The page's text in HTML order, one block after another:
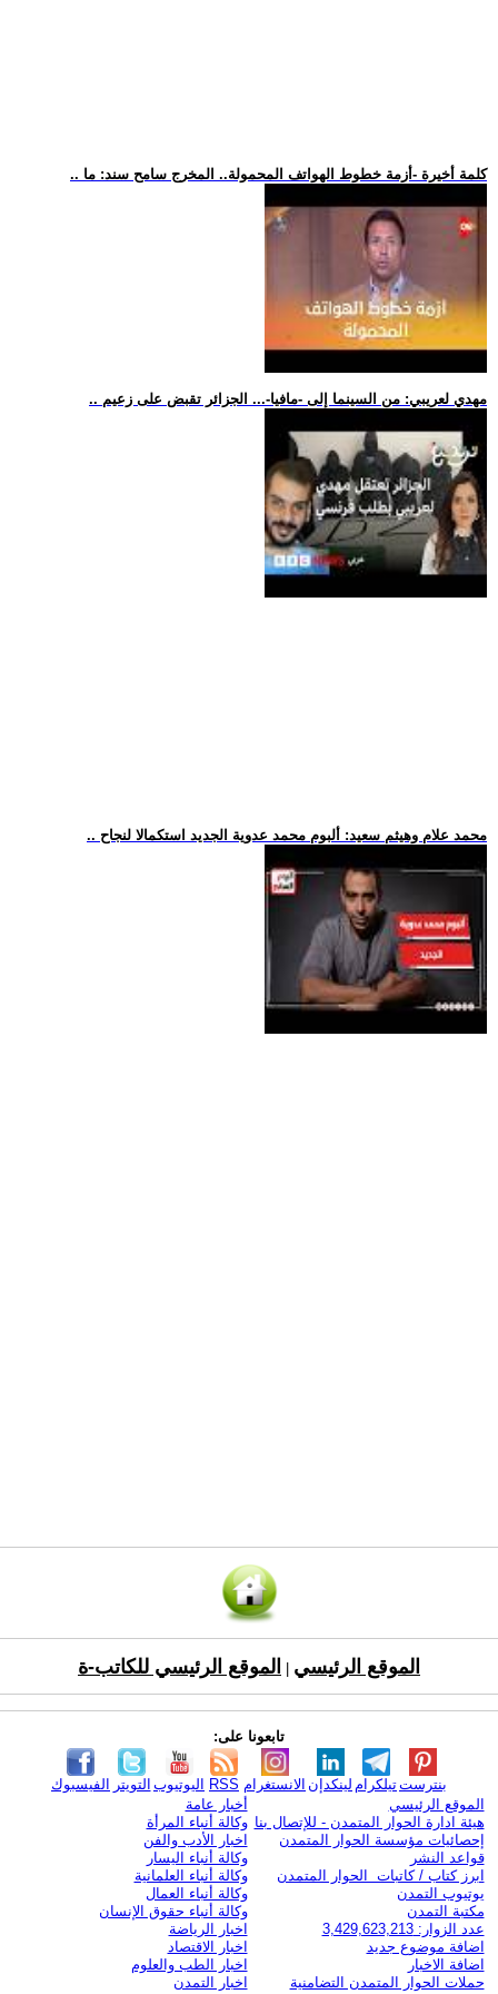
.. كلمة أخيرة -أزمة خطوط الهواتف المحمولة.. المخرج سامح سند: ما
.. مهدي لعريبي: من السينما إلى -مافيا-... الجزائر تقبض على زعيم
.. محمد علام وهيثم سعيد: ألبوم محمد عدوية الجديد استكمالا لنجاح
الموقع الرئيسي الموقع الرئيسي للكاتب-ة
تابعونا على:
الفيسبوك التويتر اليوتيوب RSS الانستغرام لينكدإن تيلكرامبنترست
الموقع الرئيسي
هيئة ادارة الحوار المتمدن - للإتصال بنا
إحصائيات مؤسسة الحوار المتمدن
قواعد النشر
ابرز كتاب / كاتبات الحوار المتمدن
يوتيوب التمدن
مكتبة التمدن
عدد الزوار: 3,429,623,213
اضافة موضوع جديد
اضافة الاخبار
حملات الحوار المتمدن التضامنية
أخبار عامة
وكالة أنباء المرأة
اخبار الأدب والفن
وكالة أنباء اليسار
وكالة أنباء العلمانية
وكالة أنباء العمال
وكالة أنباء حقوق الإنسان
اخبار الرياضة
اخبار الاقتصاد
اخبار الطب والعلوم
اخبار التمدن